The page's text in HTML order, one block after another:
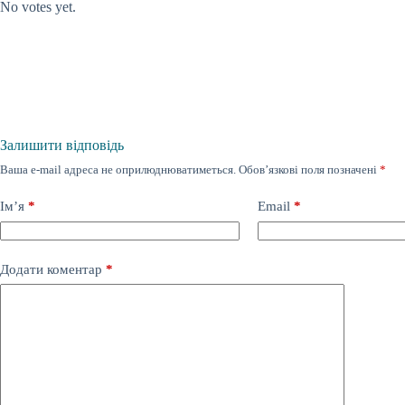
No votes yet.
Залишити відповідь
Ваша e-mail адреса не оприлюднюватиметься. Обов’язкові поля позначені *
Ім’я * Email *
Додати коментар *